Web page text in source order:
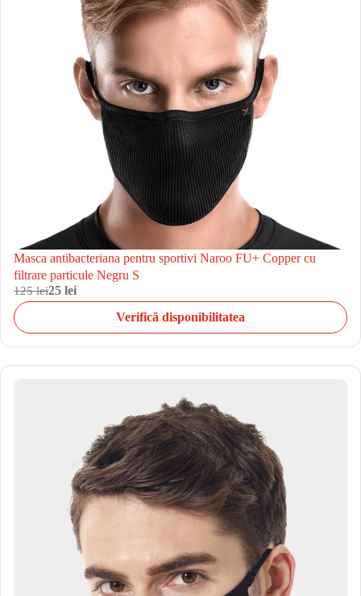
Masca antibacteriana pentru sportivi Naroo FU+ Copper cu
filtrare particule Negru S
125 lei25 lei
Verifică disponibilitatea